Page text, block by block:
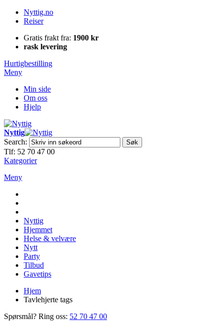
Nyttig.no
Reiser
Gratis frakt fra: 1900 kr
rask levering
Hurtigbestilling
Meny
Min side
Om oss
Hjelp
Nyttig
Search:
Søk
Tlf: 52 70 47 00
Kategorier
Meny
Nyttig
Hjemmet
Helse & velvære
Nytt
Party
Tilbud
Gavetips
Hjem
Tavlehjerte tags
Spørsmål? Ring oss: 52 70 47 00